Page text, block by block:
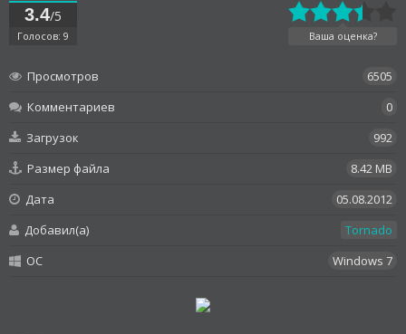
3.4/5
Голосов: 9 Ваша оценка?
Просмотров
6505
Комментариев
0
Загрузок
992
Размер файла
8.42 MB
Дата
05.08.2012
Добавил(а)
Tornado
OC
Windows 7